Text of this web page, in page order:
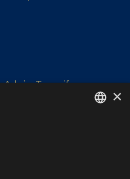
Adeje, Tenerife
×